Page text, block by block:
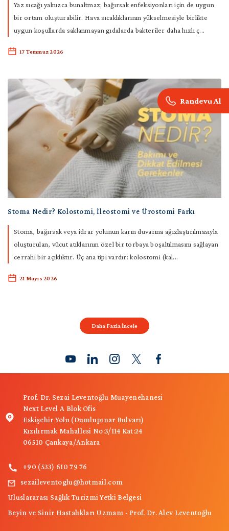
Randevu Al
Yaz sıcağı yalnızca bunaltmaz; bağırsak enfeksiyonları için de uygun
bir ortam oluşturabilir. Hava sıcaklıklarının yükselmesiyle birlikte
uygun koşullarda saklanmayan gıdalarda bakteriler daha hızlı ç...
17 Temmuz 2026
Stoma Nedir? Kolostomi, İleostomi ve Ürostomi Farkı
Stoma, bağırsak veya idrar yolunun karın duvarına ağızlaştırılmasıyla
oluşturulan, vücut atıklarının özel bir torbaya boşaltılmasını sağlayan
cerrahi bir açıklıktır. Üç ana tipi vardır: kolostomi (kal...
21 Mayıs 2026
Daha Fazla İncele
Prof. Dr. Sezai Leventoğlu Muayenehanesi
Next Level A Blok Ofis
Eskişehir Yolu (Dumlupınar Bulvarı)
Kızılırmak Mahallesi No:3/114 Kat:24
06510 Çankaya/Ankara
+90 (533) 610 79 76
sezaileventoglu@hotmail.com
Uluslararası Sağlık Turizmi Yetki Belgesi
Beyin ve Sinir Hastalıkları Uzmanı - Prof. Dr. Alev Leventoğlu